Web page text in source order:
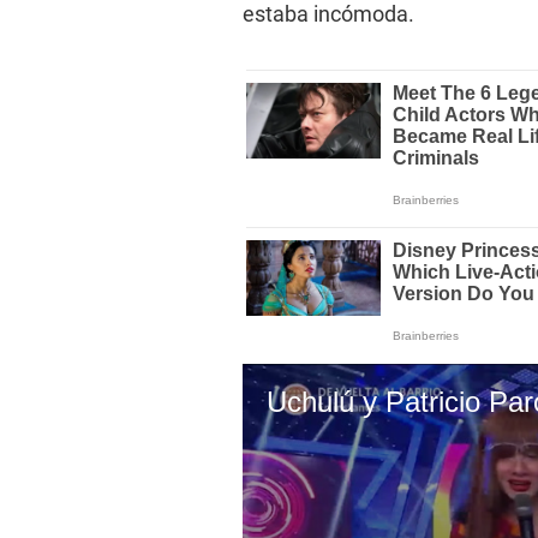
estaba incómoda.
Uchulú y Patricio